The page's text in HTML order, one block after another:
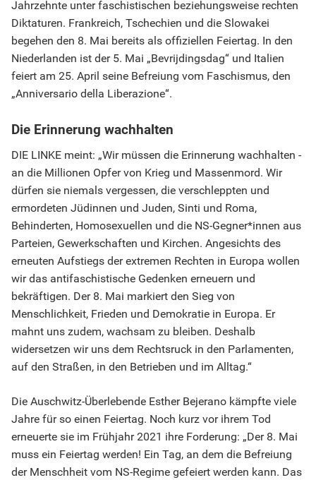
Jahrzehnte unter faschistischen beziehungsweise rechten
Diktaturen. Frankreich, Tschechien und die Slowakei
begehen den 8. Mai bereits als offiziellen Feiertag. In den
Niederlanden ist der 5. Mai „Bevrijdingsdag“ und Italien
feiert am 25. April seine Befreiung vom Faschismus, den
„Anniversario della Liberazione“.
Die Erinnerung wachhalten
DIE LINKE meint: „Wir müssen die Erinnerung wachhalten -
an die Millionen Opfer von Krieg und Massenmord. Wir
dürfen sie niemals vergessen, die verschleppten und
ermordeten Jüdinnen und Juden, Sinti und Roma,
Behinderten, Homosexuellen und die NS-Gegner*innen aus
Parteien, Gewerkschaften und Kirchen. Angesichts des
erneuten Aufstiegs der extremen Rechten in Europa wollen
wir das antifaschistische Gedenken erneuern und
bekräftigen. Der 8. Mai markiert den Sieg von
Menschlichkeit, Frieden und Demokratie in Europa. Er
mahnt uns zudem, wachsam zu bleiben. Deshalb
widersetzen wir uns dem Rechtsruck in den Parlamenten,
auf den Straßen, in den Betrieben und im Alltag.“
Die Auschwitz-Überlebende Esther Bejerano kämpfte viele
Jahre für so einen Feiertag. Noch kurz vor ihrem Tod
erneuerte sie im Frühjahr 2021 ihre Forderung: „Der 8. Mai
muss ein Feiertag werden! Ein Tag, an dem die Befreiung
der Menschheit vom NS-Regime gefeiert werden kann. Das